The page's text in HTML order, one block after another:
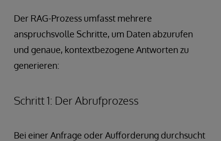
Der RAG-Prozess umfasst mehrere
anspruchsvolle Schritte, um Daten abzurufen
und genaue, kontextbezogene Antworten zu
generieren:
Schritt 1: Der Abrufprozess
Bei einer Anfrage oder Aufforderung durchsucht